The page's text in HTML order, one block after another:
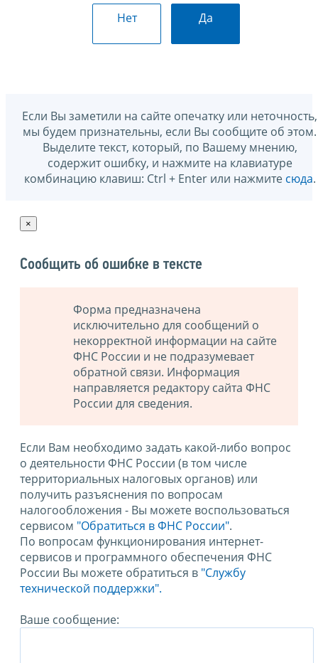
Нет Да
Если Вы заметили на сайте опечатку или неточность,
мы будем признательны, если Вы сообщите об этом.
Выделите текст, который, по Вашему мнению,
содержит ошибку, и нажмите на клавиатуре
комбинацию клавиш: Ctrl + Enter или нажмите сюда.
×
Сообщить об ошибке в тексте
Форма предназначена
исключительно для сообщений о
некорректной информации на сайте
ФНС России и не подразумевает
обратной связи. Информация
направляется редактору сайта ФНС
России для сведения.
Если Вам необходимо задать какой-либо вопрос
о деятельности ФНС России (в том числе
территориальных налоговых органов) или
получить разъяснения по вопросам
налогообложения - Вы можете воспользоваться
сервисом "Обратиться в ФНС России".
По вопросам функционирования интернет-
сервисов и программного обеспечения ФНС
России Вы можете обратиться в "Службу
технической поддержки".
Ваше сообщение: